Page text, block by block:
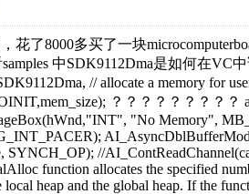
花了8000多买了一块
中SDK9112Dma是如何在VC
// allocate a memory for
？？？？？？？？
"No Memory",
SYNCH_OP); //
function allocates the specified
heap and the global heap. If the